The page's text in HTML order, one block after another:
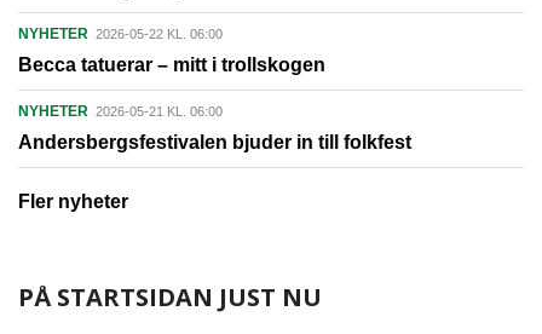
NYHETER 2026-05-22 KL. 06:00
Becca tatuerar – mitt i trollskogen
NYHETER 2026-05-21 KL. 06:00
Andersbergsfestivalen bjuder in till folkfest
Fler nyheter
PÅ STARTSIDAN JUST NU